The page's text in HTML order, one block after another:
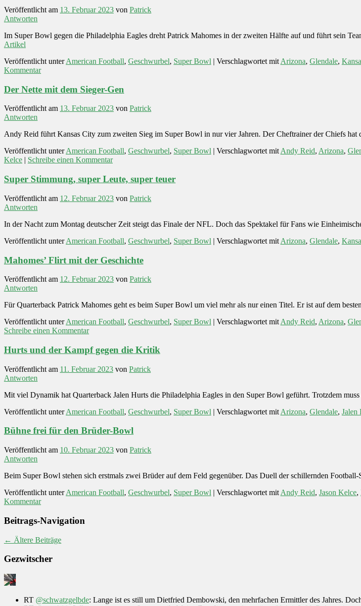
Veröffentlicht am 13. Februar 2023 von Patrick
Antworten
Im Super Bowl gegen die Philadelphia Eagles dreht Patrick Mahomes in der zweiten Hälfte auf und führt sein
Artikel
Veröffentlicht unter American Football, Geschwurbel, Super Bowl | Verschlagwortet mit Arizona, Glendale,
Kommentar
Der Nette mit dem Sieger-Gen
Veröffentlicht am 13. Februar 2023 von Patrick
Antworten
Andy Reid führt Kansas City zum zweiten Sieg im Super Bowl in nur vier Jahren. Der Cheftrainer der Chiefs hat
Veröffentlicht unter American Football, Geschwurbel, Super Bowl | Verschlagwortet mit Andy Reid, Arizona,
Kelce | Schreibe einen Kommentar
Super Stimmung, super Leute, super teuer
Veröffentlicht am 12. Februar 2023 von Patrick
Antworten
In der Nacht zum Montag deutscher Zeit steigt das Finale der NFL. Doch das Spektakel für Fans wie
Veröffentlicht unter American Football, Geschwurbel, Super Bowl | Verschlagwortet mit Arizona, Glendale,
Mahomes’ Flirt mit der Geschichte
Veröffentlicht am 12. Februar 2023 von Patrick
Antworten
Für Quarterback Patrick Mahomes geht es beim Super Bowl um viel mehr als nur einen Titel. Er ist auf dem
Veröffentlicht unter American Football, Geschwurbel, Super Bowl | Verschlagwortet mit Andy Reid, Arizona,
Schreibe einen Kommentar
Hurts und der Kampf gegen die Kritik
Veröffentlicht am 11. Februar 2023 von Patrick
Antworten
Mit viel Dynamik hat Quarterback Jalen Hurts die Philadelphia Eagles in den Super Bowl geführt. Trotzdem
Veröffentlicht unter American Football, Geschwurbel, Super Bowl | Verschlagwortet mit Arizona, Glendale, Jalen
Bühne frei für den Brüder-Bowl
Veröffentlicht am 10. Februar 2023 von Patrick
Antworten
Beim Super Bowl stehen sich erstmals zwei Brüder auf dem Feld gegenüber. Das Duell der schillernden
Veröffentlicht unter American Football, Geschwurbel, Super Bowl | Verschlagwortet mit Andy Reid, Jason Kelce,
Kommentar
Beitrags-Navigation
← Ältere Beiträge
Gezwitscher
RT @schwatzgelbde: Lange ist es still um Dietfried Dembowski, den mehrfachen Ermittler des Jahres.